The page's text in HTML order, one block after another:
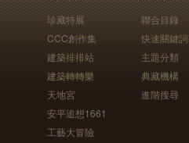
珍藏特展
CCC創作集
建築排排站
建築轉轉樂
天地宮
安平追想1661
工藝大冒險
聯合目錄
快速關鍵
主題分類
典藏機構
進階搜尋